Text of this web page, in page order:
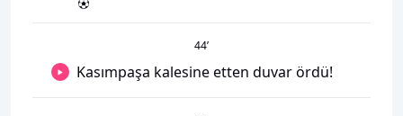
44’
Kasımpaşa kalesine etten duvar ördü!